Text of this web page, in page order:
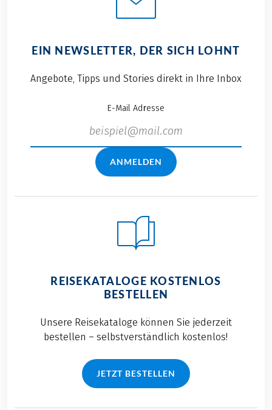
EIN NEWSLETTER, DER SICH LOHNT
Angebote, Tipps und Stories direkt in Ihre Inbox
E-Mail Adresse
ANMELDEN
REISEKATALOGE KOSTENLOS
BESTELLEN
Unsere Reisekataloge können Sie jederzeit
bestellen – selbstverständlich kostenlos!
JETZT BESTELLEN